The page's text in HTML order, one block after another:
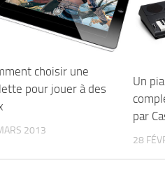
choisir une
pour jouer à des
2013
Un
par
28